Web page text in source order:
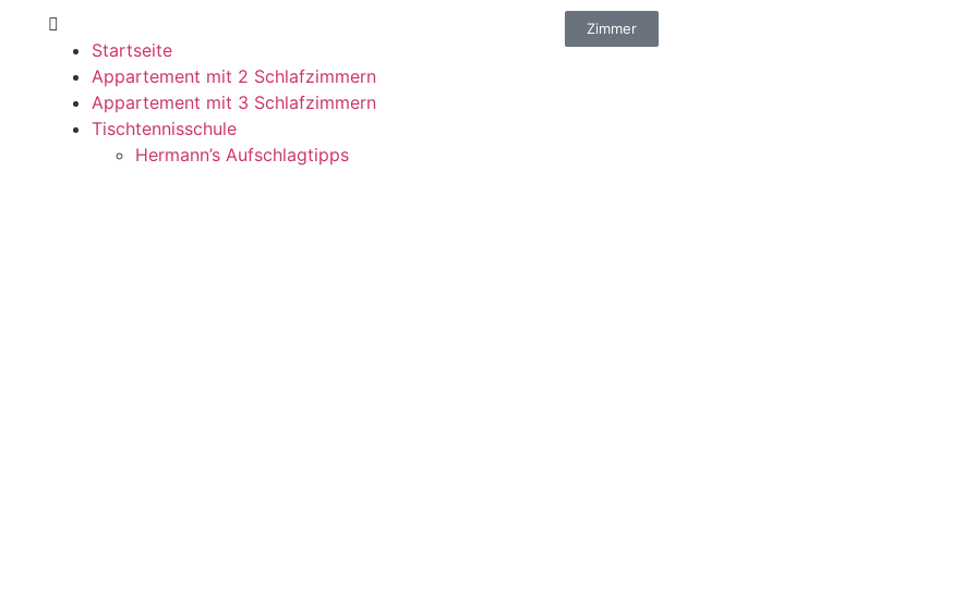
Startseite
Appartement mit 2 Schlafzimmern
Appartement mit 3 Schlafzimmern
Tischtennisschule
Hermann’s Aufschlagtipps
Zimmer